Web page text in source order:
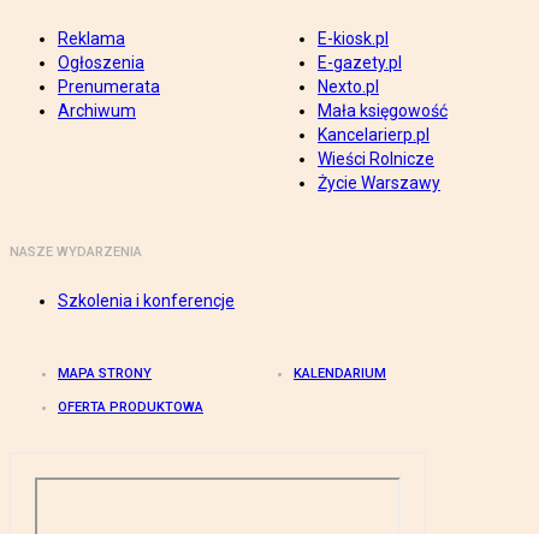
Reklama
Ogłoszenia
Prenumerata
Archiwum
E-kiosk.pl
E-gazety.pl
Nexto.pl
Mała księgowość
Kancelarierp.pl
Wieści Rolnicze
Życie Warszawy
NASZE WYDARZENIA
Szkolenia i konferencje
MAPA STRONY KALENDARIUM
OFERTA PRODUKTOWA